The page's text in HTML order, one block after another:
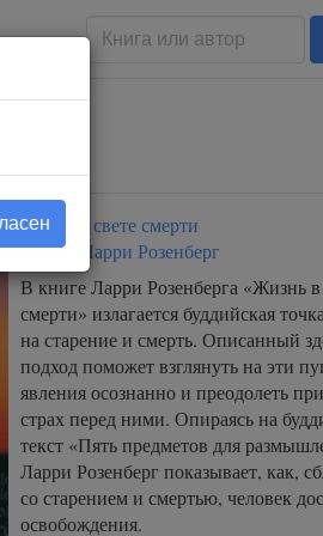
Жизнь в свете смерти
Автор:
Ларри Розенберг
В книге Ларри Розенберга «Жизнь в
смерти» излагается буддийская
на старение и смерть. Описанный
подход поможет взглянуть на эти
явления осознанно и преодолеть
страх перед ними. Опираясь на
текст «Пять предметов для
Ларри Розенберг показывает, как,
со старением и смертью, человек
освобождения.